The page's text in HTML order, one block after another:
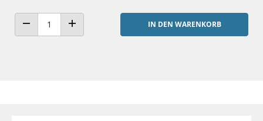
ANZAHL VERRINGERNANZAHL ERHÖHEN
IN DEN WARENKORB